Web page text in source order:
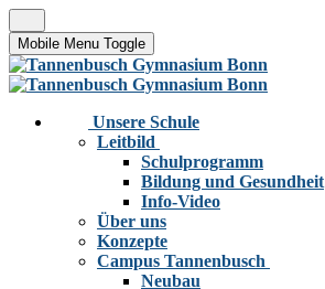
Mobile Menu Toggle
Unsere Schule
Leitbild
Schulprogramm
Bildung und Gesundheit
Info-Video
Über uns
Konzepte
Campus Tannenbusch
Neubau